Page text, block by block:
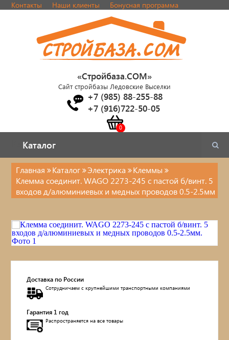
Контакты Наши клиенты Бонусная программа
«Стройбаза.COM»
Сайт стройбазы Ледовские Выселки
+7 (985) 88-255-88
+7 (916)722-50-05
Каталог
Каталог
Электрика
Главная Каталог Электрика
Клеммы
Клемма соединит. WAGO 2273-245 с пастой б/винт. 5
входов д/алюминиевых и медных проводов 0.5-2.5мм
Доставка по России
Сотрудничаем с крупнейшими транспортными компаниями
Гарантия 1 год
Распространяется на все товары